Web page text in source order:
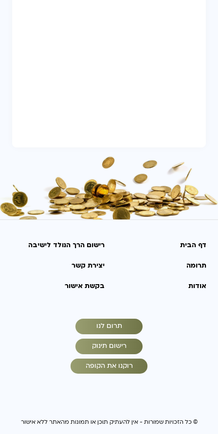
דף הבית רישום הרך הנולד לישיבה
תרומה יצירת קשר
אודות בקשת אישור
תרום לנו
רישום תינוק
רוקנו את הקופה
© כל הזכויות שמורות - אין להעתיק תוכן או תמונות מהאתר ללא אישור